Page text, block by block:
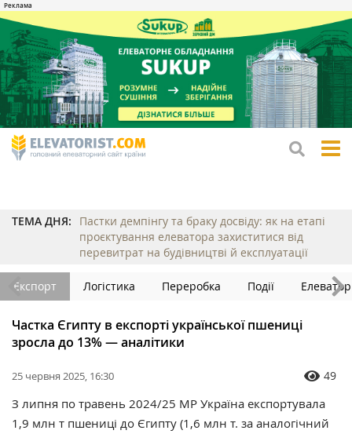
ТЕМА ДНЯ:
Пастки демпінгу та браку досвіду: як на етапі
проєктування елеватора захиститися від
перевитрат на будівництві й експлуатації
Експорт Логістика Переробка Події
Частка Єгипту в експорті української пшениці
зросла до 13% — аналітики
25 червня 2025, 16:30 49
З липня по травень 2024/25 МР Україна експортувала
1,9 млн т пшениці до Єгипту (1,6 млн т. за аналогічний